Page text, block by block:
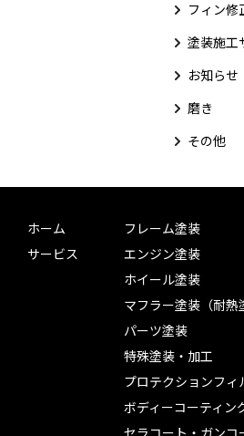
フィン修
塗装施工
お知らせ
磨き
その他
ホーム
サービス
フレーム塗装
エンジン塗装
ホイール塗装
マフラー塗装（耐熱
パーツ塗装
特殊塗装・加工
プロテクションフィ
ボディーコーティン
セラコート・ガンコ